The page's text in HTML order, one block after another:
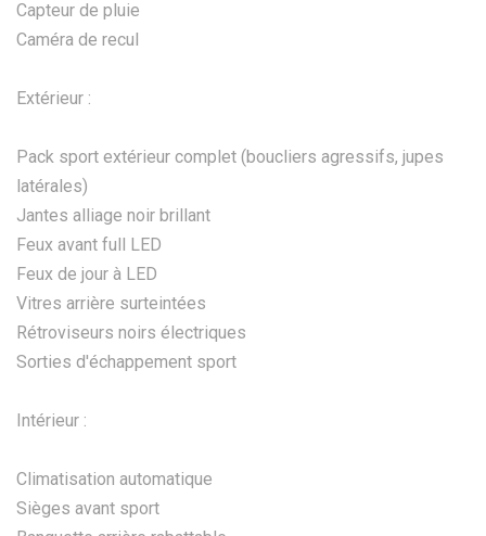
Capteur de pluie
Caméra de recul
Extérieur :
Pack sport extérieur complet (boucliers agressifs, jupes
latérales)
Jantes alliage noir brillant
Feux avant full LED
Feux de jour à LED
Vitres arrière surteintées
Rétroviseurs noirs électriques
Sorties d'échappement sport
Intérieur :
Climatisation automatique
Sièges avant sport